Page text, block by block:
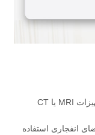
1. از پالس اکسی متر سر انگشتی همراه با تجهیزات MRI یا CT
انفجاری استفاده